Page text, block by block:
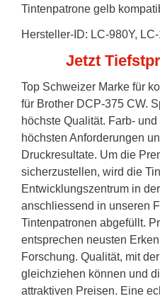
Tintenpatrone gelb
Hersteller-ID: LC-980Y,
Jetzt
Top Schweizer Marke für
für Brother DCP-375 CW.
höchste Qualität. Farb-
höchsten Anforderungen
Druckresultate. Um die
sicherzustellen, wird die
Entwicklungszentrum in
anschliessend in unseren
Tintenpatronen abgefüllt.
entsprechen neusten
Forschung. Qualität, mit
gleichziehen können und
attraktiven Preisen. Eine